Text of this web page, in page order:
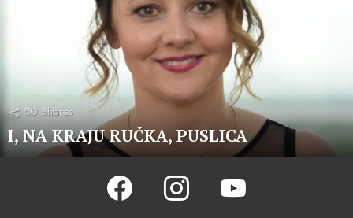
50 Shares
I, NA KRAJU RUČKA, PUSLICA
facebook instagram youtube